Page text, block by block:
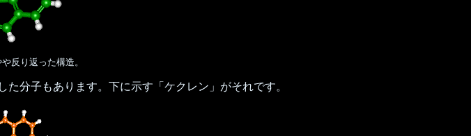
反り返った構造。
分子もあります。下に示す「ケクレン」がそれです。